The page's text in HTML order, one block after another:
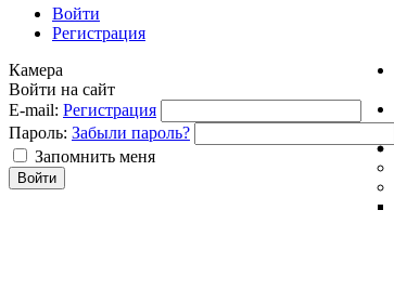
Войти
Регистрация
Камера
Войти на сайт
E-mail: Регистрация
Пароль: Забыли пароль?
Запомнить меня